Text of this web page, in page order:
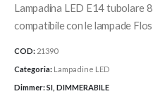
Lampadina LED E14 tubolare
compatibile con le lampade
COD: 21390
Categoria: Lampadine LED
Dimmer:SI, DIMMERABILE